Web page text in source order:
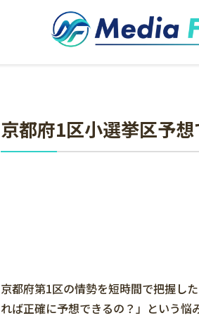
京都府1区小選挙区予
京都府第1区の情勢を短時間で把握し
れば正確に予想できるの？」という悩